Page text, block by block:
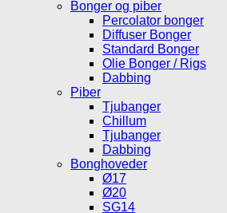
Bonger og piber
Percolator bonger
Diffuser Bonger
Standard Bonger
Olie Bonger / Rigs
Dabbing
Piber
Tjubanger
Chillum
Tjubanger
Dabbing
Bonghoveder
Ø17
Ø20
SG14